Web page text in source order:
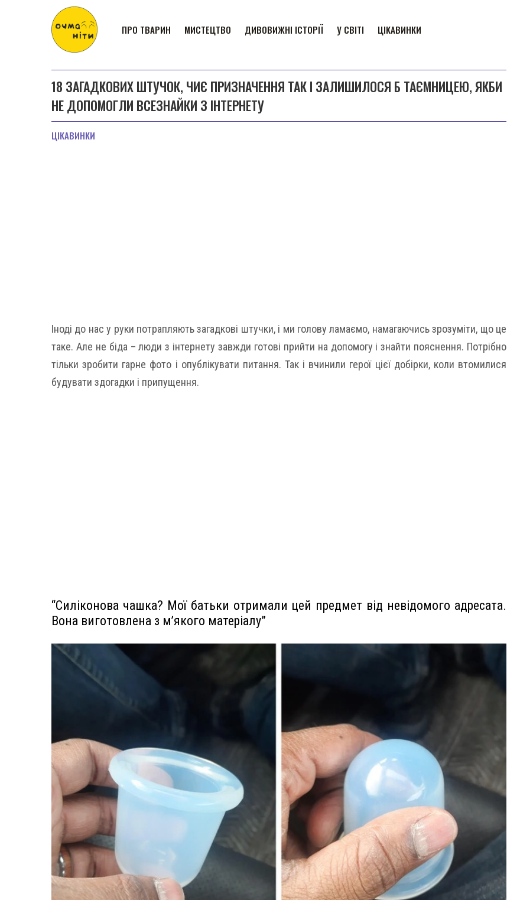
ПРО ТВАРИН МИСТЕЦТВО ДИВОВИЖНІ ІСТОРІЇ У СВІТІ ЦІКАВИНКИ
18 ЗАГАДКОВИХ ШТУЧОК, ЧИЄ ПРИЗНАЧЕННЯ ТАК І ЗАЛИШИЛОСЯ Б ТАЄМНИЦЕЮ, ЯКБИ
НЕ ДОПОМОГЛИ ВСЕЗНАЙКИ З ІНТЕРНЕТУ
ЦІКАВИНКИ
Іноді до нас у руки потрапляють загадкові штучки, і ми голову ламаємо, намагаючись зрозуміти, що це
таке. Але не біда – люди з інтернету завжди готові прийти на допомогу і знайти пояснення. Потрібно
тільки зробити гарне фото і опублікувати питання. Так і вчинили герої цієї добірки, коли втомилися
будувати здогадки і припущення.
“Силіконова чашка? Мої батьки отримали цей предмет від невідомого адресата.
Вона виготовлена з м’якого матеріалу”